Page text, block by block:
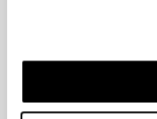
Kaaviari ja